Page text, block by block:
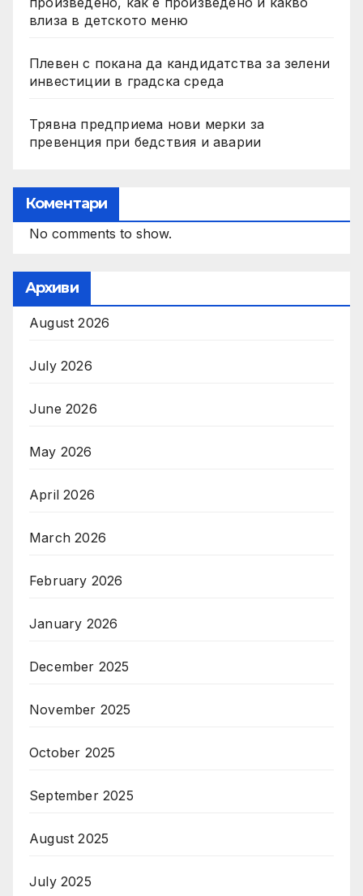
влиза в детското меню
Плевен с покана да кандидатства за зелени
инвестиции в градска среда
Трявна предприема нови мерки за
превенция при бедствия и аварии
Коментари
No comments to show.
Архиви
August 2026
July 2026
June 2026
May 2026
April 2026
March 2026
February 2026
January 2026
December 2025
November 2025
October 2025
September 2025
August 2025
July 2025